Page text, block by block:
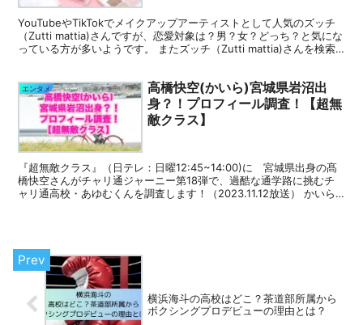
YouTubeやTikTokでメイクアップアーティストとして人気のズッチ
（Zutti mattia)さんですが、恋愛対象は？男？女？どっち？と気にな
っている方が多いようです。 またズッチ（Zutti mattia)さんを検索
エンタメ
高橋快空(かいら)宮城県岩沼出
身？！プロフィール調査！【超無
敵クラス】
『超無敵クラス』（日テレ：日曜12:45~14:00)に 宮城県出身の髙
橋快空さんがチャリ通ジャーニー第18弾で、過酷な通学路に挑むチ
ャリ通高校・あゆむくんを調査します！（2023.11.12放送） かいら
横浜海斗の高校はどこ？茶道部所属から
ボクシングプロデビューの理由とは？